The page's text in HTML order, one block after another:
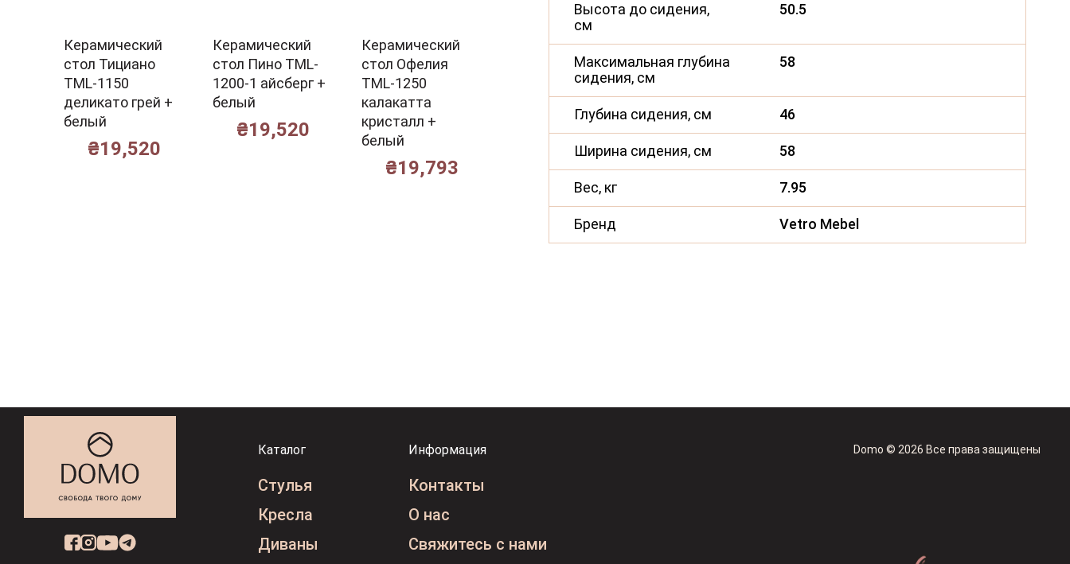
Высота до сидения,
см
50.5
Максимальная глубина
сидения, см
58
Глубина сидения, см 46
Ширина сидения, см 58
Вес, кг 7.95
Бренд Vetro Mebel
Керамический
стол Тициано
TML-1150
деликато грей +
белый
₴19,520
Керамический
стол Пино TML-
1200-1 айсберг +
белый
₴19,520
Керамический
стол Офелия
TML-1250
калакатта
кристалл +
белый
₴19,793
Каталог
Стулья
Кресла
Диваны
Информация
Контакты
О нас
Свяжитесь с нами
Domo © 2026 Все права защищены